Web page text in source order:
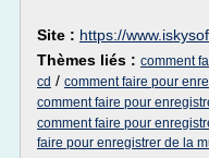
Site : https://
Thèmes liés : comment
cd / comment faire pour
comment faire pour
comment faire pour
faire pour enregistrer de la